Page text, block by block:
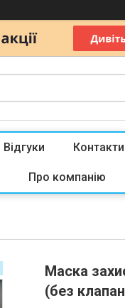
Відгуки Контакти
Про компанію
Маска
(без